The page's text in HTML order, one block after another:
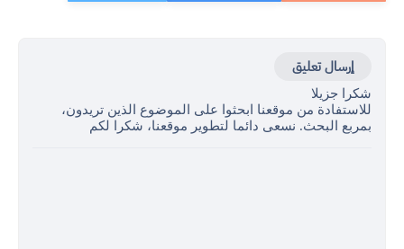
إرسال تعليق
شكرا جزيلا
للاستفادة من موقعنا ابحثوا على الموضوع الذين تريدون،
بمربع البحث. نسعى دائما لتطوير موقعنا، شكرا لكم